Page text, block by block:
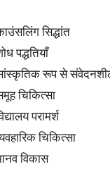
सिद्धांत
पद्धतियाँ
रूप से
चिकित्सा
परामर्श
चिकित्सा
विकास